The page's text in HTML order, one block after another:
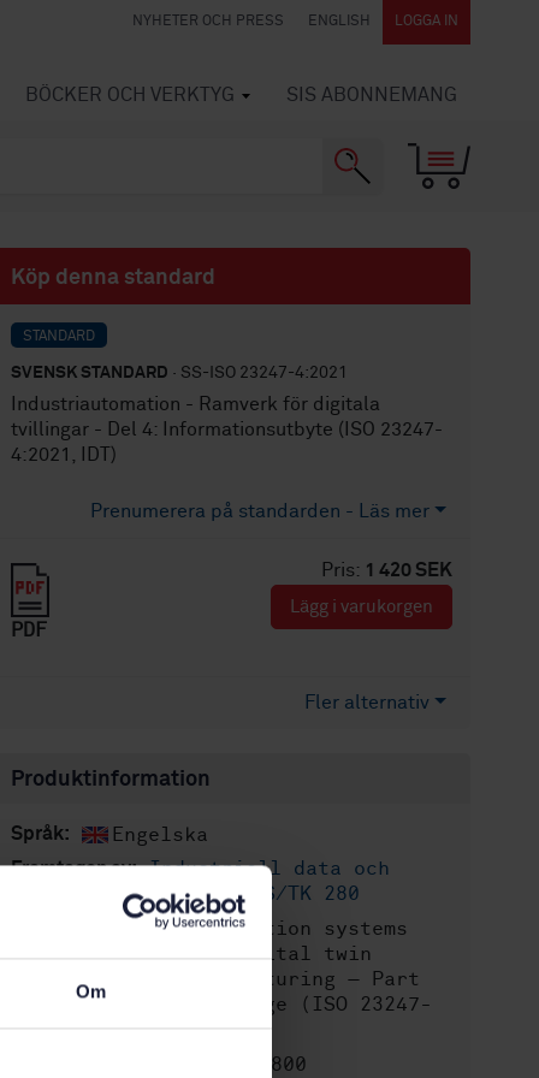
Om
NYHETER OCH PRESS ENGLISH LOGGA IN
BÖCKER OCH VERKTYG SIS ABONNEMANG
Köp denna standard
STANDARD
SVENSK STANDARD · SS-ISO 23247-4:2021
Industriautomation - Ramverk för digitala
tvillingar - Del 4: Informationsutbyte (ISO 23247-
4:2021, IDT)
Prenumerera på standarden - Läs mer
Pris: 1 420 SEK
PDF
Lägg i varukorgen
Fler alternativ
Produktinformation
Språk: Engelska
Framtagen av:
Industriell data och
interoperabilitet, SIS/TK 280
Internationell titel:Automation systems
and integration — Digital twin
framework for manufacturing — Part
4: Information exchange (ISO 23247-
4:2021, IDT)
STD-80031800